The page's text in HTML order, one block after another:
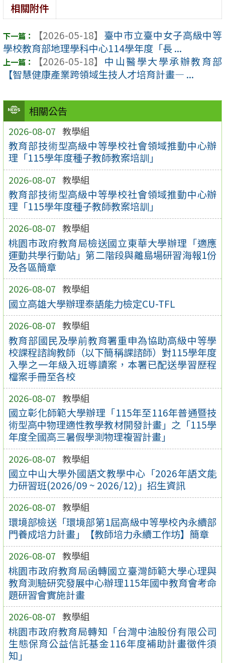
相關公告
2026-08-07 教學組
教育部技術型高級中等學校社會領域推動中心辦
理「115學年度種子教師教案培訓」
2026-08-07 教學組
教育部技術型高級中等學校社會領域推動中心辦
理「115學年度種子教師教案培訓」
2026-08-07 教學組
桃園市政府教育局檢送國立東華大學辦理「適應
運動共學行動站」第二階段與離島場研習海報1份
及各區簡章
2026-08-07 教學組
國立高雄大學辦理泰語能力檢定CU-TFL
2026-08-07 教學組
教育部國民及學前教育署重申為協助高級中等學
校課程諮詢教師（以下簡稱課諮師）對115學年度
入學之一年級入班導讀案，本署已配送學習歷程
檔案手冊至各校
2026-08-07 教學組
國立彰化師範大學辦理「115年至116年普通暨技
術型高中物理適性教學教材開發計畫」之「115學
年度全國高三暑假學測物理複習計畫」
2026-08-07 教學組
國立中山大學外國語文教學中心「2026年語文能
力研習班(2026/09 ~ 2026/12)」招生資訊
2026-08-07 教學組
環境部檢送「環境部第1屆高級中等學校內永續部
門養成培力計畫」【教師培力永續工作坊】簡章
2026-08-07 教學組
桃園市政府教育局函轉國立臺灣師範大學心理與
教育測驗研究發展中心辦理115年國中教育會考命
題研習會實施計畫
2026-08-07 教學組
桃園市政府教育局轉知「台灣中油股份有限公司
生態保育公益信託基金116年度補助計畫徵件須
知」
相關附件
【2026-05-18】 臺中市立臺中女子高級中等
學校教育部地理學科中心114學年度「長 ...
【2026-05-18】 中山醫學大學承辦教育部
【智慧健康產業跨領域生技人才培育計畫— ...